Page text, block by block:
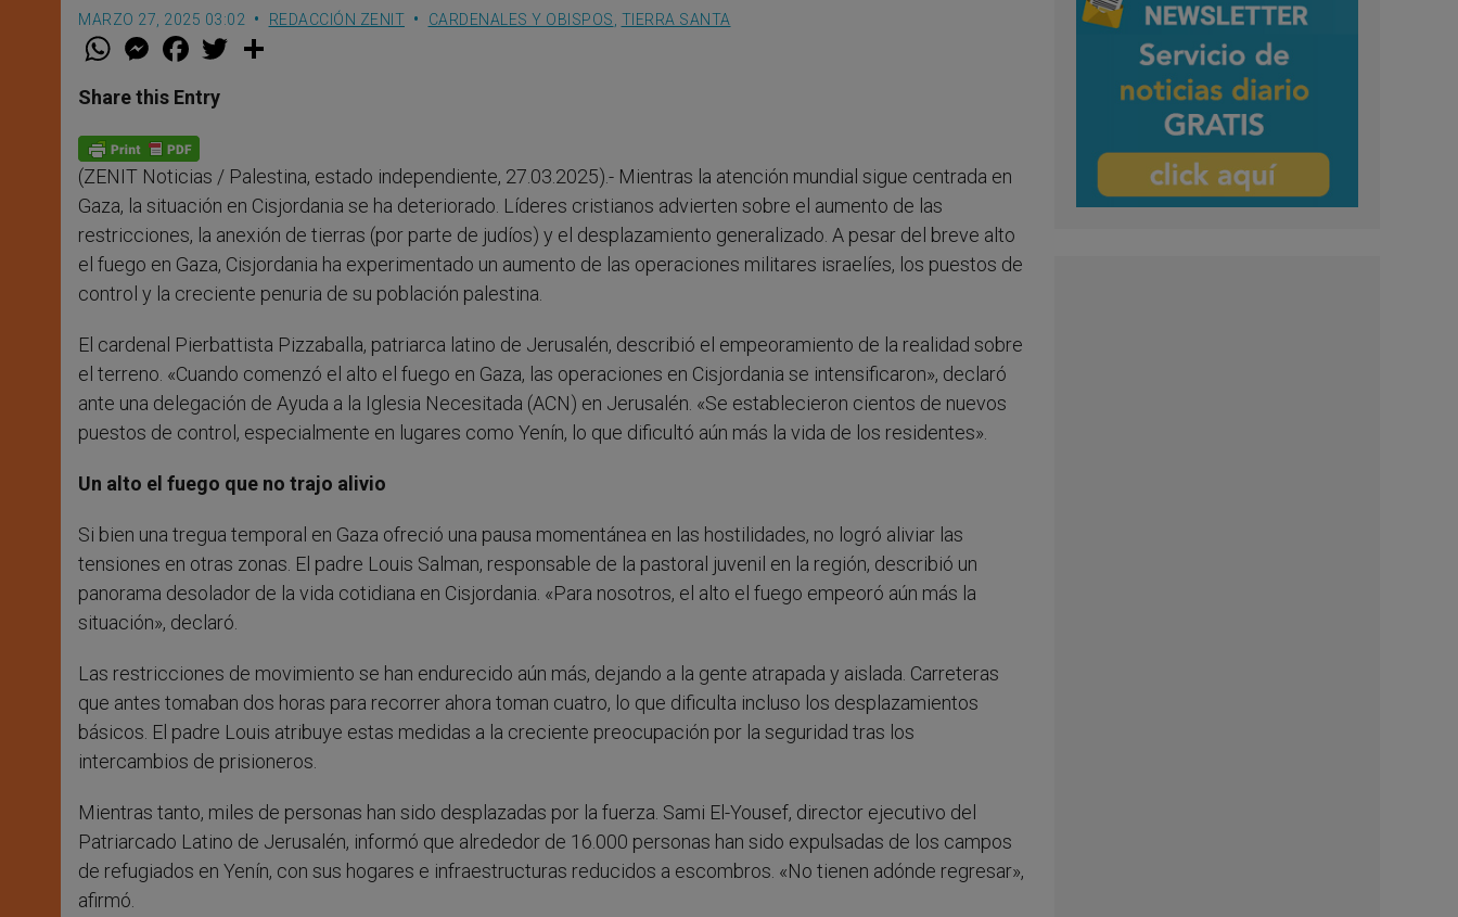
MARZO 27, 2025 03:02 REDACCIÓN ZENIT CARDENALES Y OBISPOS TIERRA SANTA
W
t
s
p
p
M
e
s
e
g
e
r
F
a
e
b
o
k
w
Share this Entry
(ZENIT Noticias / Palestina, estado independiente, 27.03.2025).- Mientras la atención mundial sigue centrada en
Gaza, la situación en Cisjordania se ha deteriorado. Líderes cristianos advierten sobre el aumento de las
restricciones, la anexión de tierras (por parte de judíos) y el desplazamiento generalizado. A pesar del breve alto
el fuego en Gaza, Cisjordania ha experimentado un aumento de las operaciones militares israelíes, los puestos de
control y la creciente penuria de su población palestina.
El cardenal Pierbattista Pizzaballa, patriarca latino de Jerusalén, describió el empeoramiento de la realidad sobre
el terreno. «Cuando comenzó el alto el fuego en Gaza, las operaciones en Cisjordania se intensificaron», declaró
ante una delegación de Ayuda a la Iglesia Necesitada (ACN) en Jerusalén. «Se establecieron cientos de nuevos
puestos de control, especialmente en lugares como Yenín, lo que dificultó aún más la vida de los residentes».
Un alto el fuego que no trajo alivio
Si bien una tregua temporal en Gaza ofreció una pausa momentánea en las hostilidades, no logró aliviar las
tensiones en otras zonas. El padre Louis Salman, responsable de la pastoral juvenil en la región, describió un
panorama desolador de la vida cotidiana en Cisjordania. «Para nosotros, el alto el fuego empeoró aún más la
situación», declaró.
Las restricciones de movimiento se han endurecido aún más, dejando a la gente atrapada y aislada. Carreteras
que antes tomaban dos horas para recorrer ahora toman cuatro, lo que dificulta incluso los desplazamientos
básicos. El padre Louis atribuye estas medidas a la creciente preocupación por la seguridad tras los
intercambios de prisioneros.
Mientras tanto, miles de personas han sido desplazadas por la fuerza. Sami El-Yousef, director ejecutivo del
Patriarcado Latino de Jerusalén, informó que alrededor de 16.000 personas han sido expulsadas de los campos
de refugiados en Yenín, con sus hogares e infraestructuras reducidos a escombros. «No tienen adónde regresar»,
afirmó.